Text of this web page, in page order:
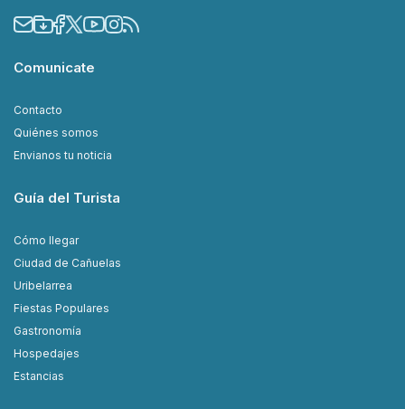
Comunicate
Contacto
Quiénes somos
Envianos tu noticia
Guía del Turista
Cómo llegar
Ciudad de Cañuelas
Uribelarrea
Fiestas Populares
Gastronomía
Hospedajes
Estancias